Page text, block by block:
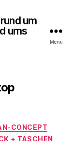
um
ums
Menü
CONCEPT
+ TASCHEN